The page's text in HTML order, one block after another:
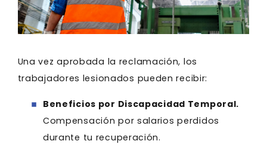
Una vez aprobada la reclamación, los
trabajadores lesionados pueden recibir:
Beneficios por Discapacidad Temporal.
Compensación por salarios perdidos
durante tu recuperación.